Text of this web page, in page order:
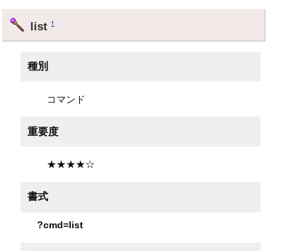
list†
種別
コマンド
重要度
★★★★☆
書式
?cmd=list